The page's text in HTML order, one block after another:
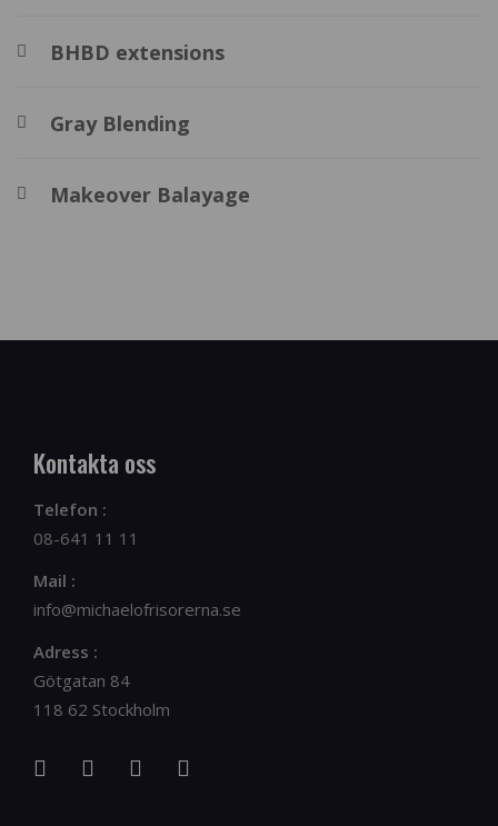
BHBD extensions
Gray Blending
Makeover Balayage
Kontakta oss
Telefon :
08-641 11 11
Mail :
info@michaelofrisorerna.se
Adress :
Götgatan 84
118 62 Stockholm